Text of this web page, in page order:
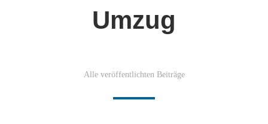
Umzug
Alle veröffentlichten Beiträge